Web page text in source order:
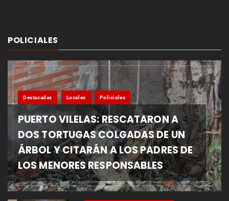
POLICIALES
Destacadas Locales Policiales
PUERTO VILELAS: RESCATARON A
DOS TORTUGAS COLGADAS DE UN
ÁRBOL Y CITARÁN A LOS PADRES DE
LOS MENORES RESPONSABLES